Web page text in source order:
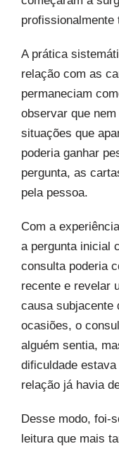
profissionalmente
A prática
relação com as
permaneciam
observar que
situações que
poderia ganhar
pergunta, as
pela pessoa.
Com a
a pergunta inicial
consulta poderia
recente e revelar
causa subjacente
ocasiões, o
alguém sentia,
dificuldade
relação já havia
Desse modo, foi-
leitura que mais